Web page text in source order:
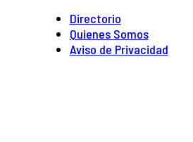
Directorio
Quienes Somos
Aviso de Privacidad